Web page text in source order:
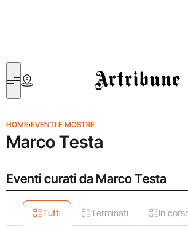
Artribune
HOME›EVENTI E MOSTRE
Marco Testa
Eventi curati da Marco Testa
Tutti Terminati In